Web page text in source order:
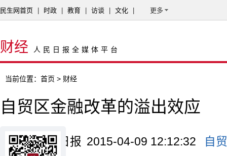
民生网首页 时政 教育 访谈 文化 更多
财经 人民日报全媒体平台
当前位置： 首页 > 财经
自贸区金融改革的溢出效应
来源：经济日报 2015-04-09 12:12:32 自